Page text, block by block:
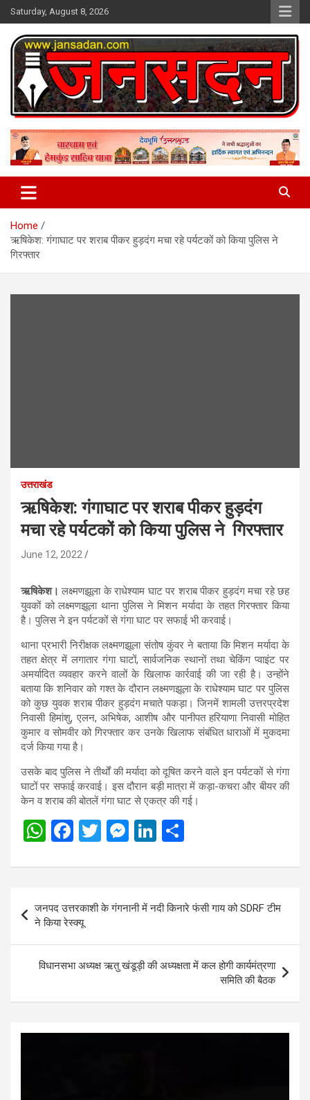
Skip
to
content
Saturday, August 8, 2026
Jan Sadan
Home
ऋषिकेश: गंगाघाट पर शराब पीकर हुड़दंग मचा रहे पर्यटकों को किया पुलिस ने
गिरफ्तार
उत्तराखंड
ऋषिकेश: गंगाघाट पर शराब पीकर हुड़दंग
मचा रहे पर्यटकों को किया पुलिस ने गिरफ्तार
June 12, 2022
ऋषिकेश।लक्ष्मणझूला के राधेश्याम घाट पर शराब पीकर हुड़दंग मचा रहे छह
युवकों को लक्ष्मणझूला थाना पुलिस ने मिशन मर्यादा के तहत गिरफ्तार किया
है। पुलिस ने इन पर्यटकों से गंगा घाट पर सफाई भी करवाई।
थाना प्रभारी निरीक्षक लक्ष्मणझूला संतोष कुंवर ने बताया कि मिशन मर्यादा के
तहत क्षेत्र में लगातार गंगा घाटों, सार्वजनिक स्थानों तथा चेकिंग प्वाइंट पर
अमर्यादित व्यवहार करने वालों के खिलाफ कार्रवाई की जा रही है। उन्होंने
बताया कि शनिवार को गश्त के दौरान लक्ष्मणझूला के राधेश्याम घाट पर पुलिस
को कुछ युवक शराब पीकर हुड़दंग मचाते पकड़ा। जिनमें शामली उत्तरप्रदेश
निवासी हिमांशु, एलन, अभिषेक, आशीष और पानीपत हरियाणा निवासी मोहित
कुमार व सोमवीर को गिरफ्तार कर उनके खिलाफ संबंधित धाराओं में मुकदमा
दर्ज किया गया है।
उसके बाद पुलिस ने तीर्थों की मर्यादा को दूषित करने वाले इन पर्यटकों से गंगा
घाटों पर सफाई करवाई। इस दौरान बड़ी मात्रा में कड़ा-कचरा और बीयर की
केन व शराब की बोतलें गंगा घाट से एकत्र की गई।
W
at
A
p
p
F
ce
o
o
k
T
tt
er
M
se
n
g
er
Li
ke
dI
n
ar
e
navigation
जनपद उत्तरकाशी के गंगनानी में नदी किनारे फंसी गाय को SDRF टीम
ने किया रेस्क्यू
विधानसभा अध्यक्ष ऋतु खंडूड़ी की अध्यक्षता में कल होगी कार्यमंत्रणा
समिति की बैठक